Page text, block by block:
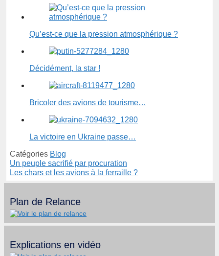
Qu’est-ce que la pression atmosphérique ?
Décidément, la star !
Bricoler des avions de tourisme…
La victoire en Ukraine passe…
Catégories Blog
Un peuple sacrifié par procuration
Les chars et les avions à la ferraille ?
Plan de Relance
Explications en vidéo